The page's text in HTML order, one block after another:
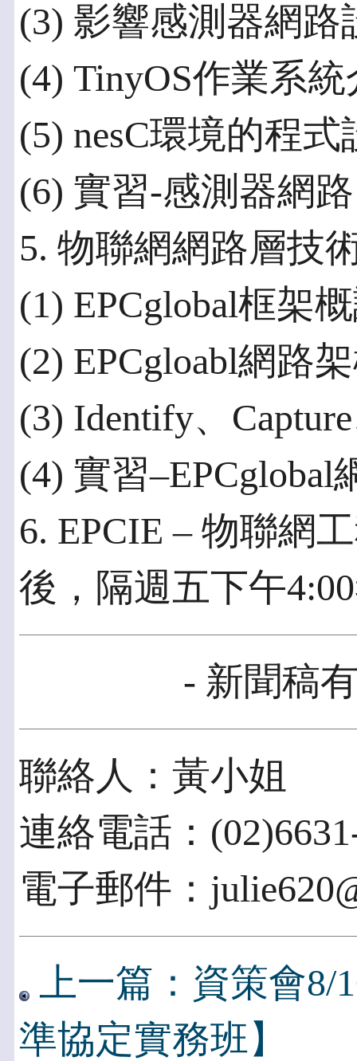
(3) 影響感測器網路
(4) TinyOS作業系
(5) nesC環境的程
(6) 實習-感測器網路
5. 物聯網網路層技
(1) EPCglobal框架
(2) EPCgloabl網路
(3) Identify、
(4) 實習–EPCglobal
6. EPCIE – 物聯網
後，隔週五下午
- 新聞稿
聯絡人：黃小姐
連絡電話：
電子郵件：
上一篇：資策會
準協定實務班】